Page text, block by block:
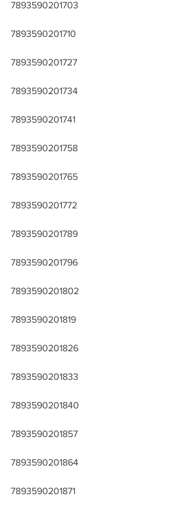
7893590201703
7893590201710
7893590201727
7893590201734
7893590201741
7893590201758
7893590201765
7893590201772
7893590201789
7893590201796
7893590201802
7893590201819
7893590201826
7893590201833
7893590201840
7893590201857
7893590201864
7893590201871